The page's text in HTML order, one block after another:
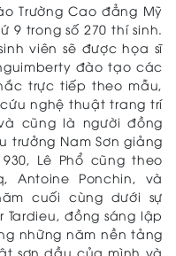
Trường Cao đẳng Mỹ
9 trong số 270 thí sinh.
viên sẽ được họa sĩ
đào tạo các
trực tiếp theo mẫu,
nghệ thuật trang trí
cũng là người đồng
trưởng Nam Sơn giảng
Lê Phổ cũng theo
Antoine Ponchin, và
cuối cùng dưới sự
đồng sáng lập
những năm nền tảng
sơn dầu của mình và